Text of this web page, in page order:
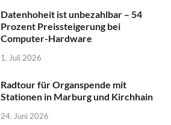
Datenhoheit ist unbezahlbar – 54
Prozent Preissteigerung bei
Computer-Hardware
1. Juli 2026
Radtour für Organspende mit
Stationen in Marburg und Kirchhain
24. Juni 2026